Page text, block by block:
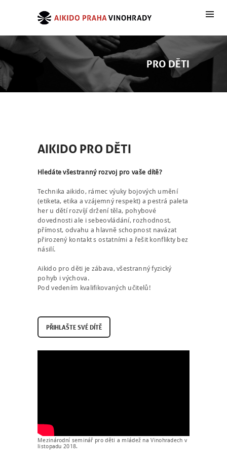
PRO DĚTI
AIKIDO PRO DĚTI
Hledáte všestranný rozvoj pro vaše dítě?
Technika aikido, rámec výuky bojových umění
(etiketa, etika a vzájemný respekt) a pestrá paleta
her u dětí rozvíjí držení těla, pohybové
dovednosti ale i sebeovládání, rozhodnost,
přímost, odvahu a hlavně schopnost navázat
přirozený kontakt s ostatními a řešit konflikty bez
násilí.
Aikido pro děti je zábava, všestranný fyzický
pohyb i výchova.
Pod vedením kvalifikovaných učitelů!
PŘIHLAŠTESVÉDÍTĚ
Mezinárodní seminář pro děti a mládež na Vinohradech v
listopadu 2018.